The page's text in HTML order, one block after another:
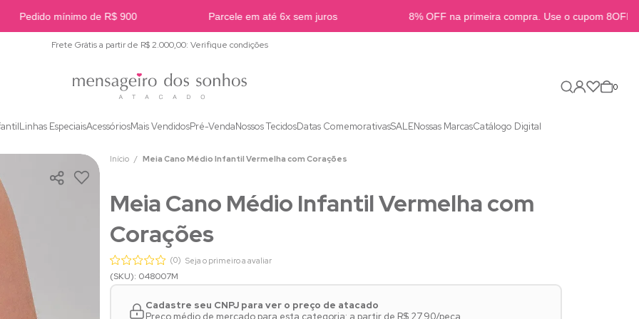
Pedido mínimo de R$ 900 Parcele em até 6x sem juros 8% OFF na primeira compra. Use o cupom
Frete Grátis a partir de R$ 2.000,00: Verifique condições
0
Linhas EspeciaisAcessóriosMais VendidosPré-VendaNossos TecidosDatas ComemorativasSALENossas MarcasCatálogo Digital
Início Meia Cano Médio Infantil Vermelha com Corações
Meia Cano Médio Infantil Vermelha com
Corações
(0) Seja o primeiro a avaliar
(SKU): 048007M
Cadastre seu CNPJ para ver o preço de atacado
Preço médio de mercado para esta categoria: a partir de R$ 27,90/peça